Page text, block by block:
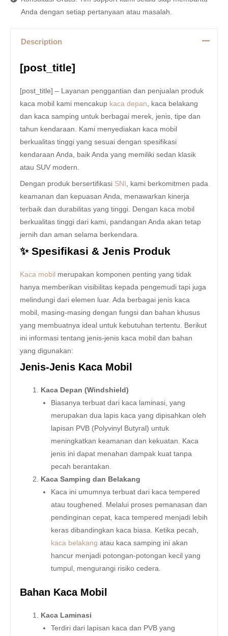
Anda dengan setiap pertanyaan atau masalah.
Description
[post_title]
[post_title] – Layanan penggantian dan penjualan produk
kaca mobil kami mencakup kaca depan , kaca belakang
dan kaca samping untuk berbagai merek, jenis, tipe dan
tahun kendaraan. Kami menyediakan kaca mobil
berkualitas tinggi yang sesuai dengan spesifikasi
kendaraan Anda, baik Anda yang memiliki sedan klasik
atau SUV modern.
Dengan produk bersertifikasi SNI
, kami berkomitmen pada
keamanan dan kepuasan Anda, menawarkan kinerja
terbaik dan durabilitas yang tinggi. Dengan kaca mobil
berkualitas tinggi dari kami, pandangan Anda akan tetap
jernih dan aman selama berkendara.
✨ Spesifikasi & Jenis Produk
Kaca mobil merupakan komponen penting yang tidak
hanya memberikan visibilitas kepada pengemudi tapi juga
melindungi dari elemen luar. Ada berbagai jenis kaca
mobil, masing-masing dengan fungsi dan bahan khusus
yang membuatnya ideal untuk kebutuhan tertentu. Berikut
ini informasi tentang jenis-jenis kaca mobil dan bahan
yang digunakan:
Jenis-Jenis Kaca Mobil
Kaca Depan (Windshield)
Biasanya terbuat dari kaca laminasi, yang
merupakan dua lapis kaca yang dipisahkan oleh
lapisan PVB (Polyvinyl Butyral) untuk
meningkatkan keamanan dan kekuatan. Kaca
jenis ini dapat menahan dampak kuat tanpa
pecah berantakan.
Kaca Samping dan Belakang
Kaca ini umumnya terbuat dari kaca tempered
atau toughened. Melalui proses pemanasan dan
pendinginan cepat, kaca tempered menjadi lebih
keras dibandingkan kaca biasa. Ketika pecah,
kaca belakang atau kaca samping ini akan
hancur menjadi potongan-potongan kecil yang
tumpul, mengurangi risiko cedera.
Bahan Kaca Mobil
Kaca Laminasi
Terdiri dari lapisan kaca dan PVB yang